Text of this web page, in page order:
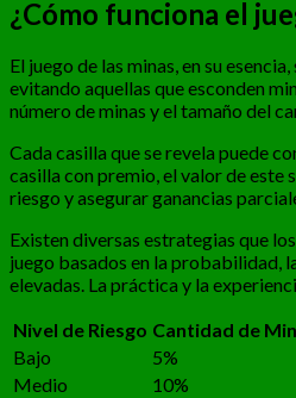
¿Cómo funciona el
El juego de las minas, en su
evitando aquellas que esconden
número de minas y el tamaño del
Cada casilla que se revela puede
casilla con premio, el valor de este
riesgo y asegurar ganancias
Existen diversas estrategias que
juego basados en la probabilidad,
elevadas. La práctica y la
Nivel de Riesgo Cantidad de
Bajo
5%
Medio
10%